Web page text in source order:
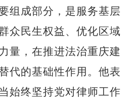
组成部分，是服务基层
众民生权益、优化区域
量，在推进法治重庆建
代的基础性作用。他表
始终坚持党对律师工作